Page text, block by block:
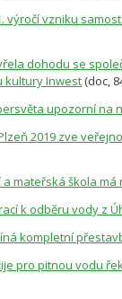
výročí vzniku
dohodu se
kultury Inwest (doc,
upozorní
2019 zve
a mateřská škola
k odběru vody z
kompletní
pro pitnou vodu